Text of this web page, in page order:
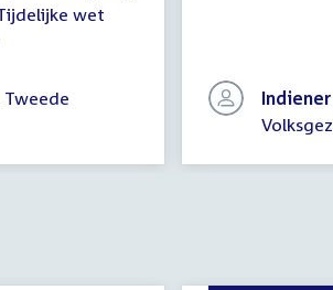
wet
Indiener